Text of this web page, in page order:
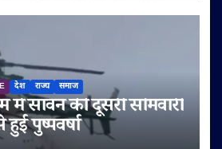
देश राज्य समाज
में सावन की दूसरी सोमवारी
पुष्पवर्षा